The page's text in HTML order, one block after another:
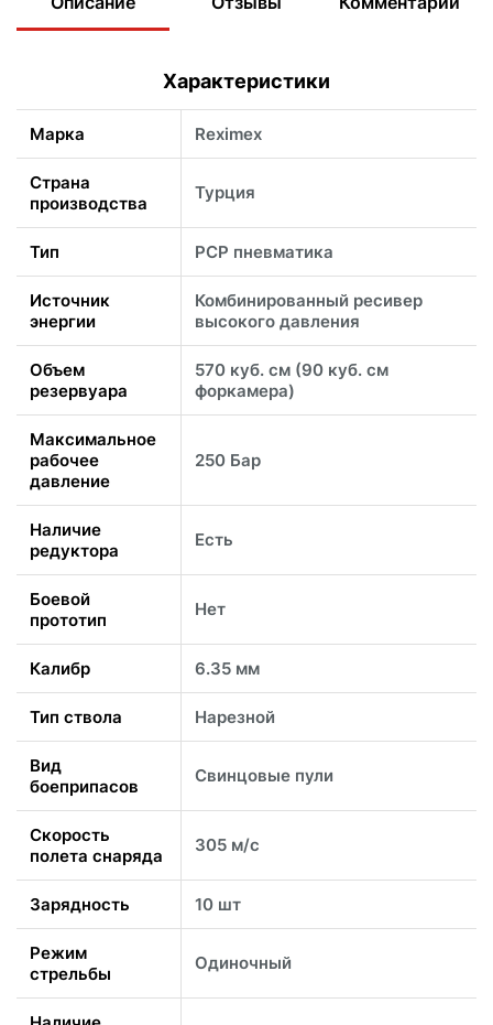
Характеристики
Марка Reximex
Страна
производства
Турция
Тип PCP пневматика
Источник
энергии
Комбинированный ресивер
высокого давления
Объем
резервуара
570 куб. см (90 куб. см
форкамера)
Максимальное
рабочее
давление
250 Бар
Наличие
редуктора
Есть
Боевой
прототип
Нет
Калибр 6.35 мм
Тип ствола Нарезной
Вид
боеприпасов
Свинцовые пули
Скорость
полета снаряда
305 м/с
Зарядность 10 шт
Режим
стрельбы
Одиночный